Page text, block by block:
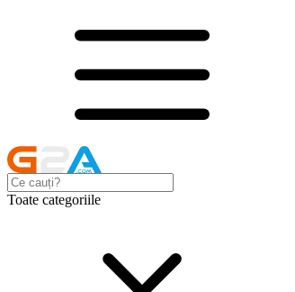
Toate categoriile